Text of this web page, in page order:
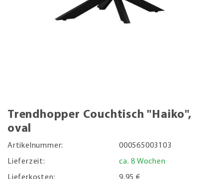
Trendhopper Couchtisch "Haiko",
oval
Artikelnummer:
000565003103
Lieferzeit:
ca. 8 Wochen
Lieferkosten:
9,95 €